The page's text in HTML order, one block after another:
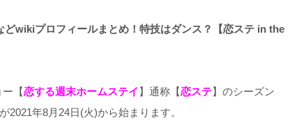
wikiプロフィールまとめ！特技はダンス？【恋ステ in the
【恋する週末ホームステイ 】通称【恋ステ】のシーズン
2021年8月24日(火)から始まります。